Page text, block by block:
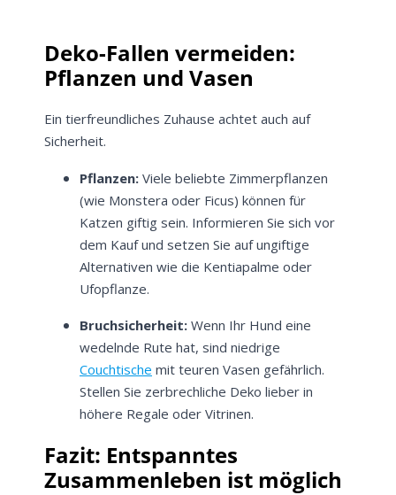
Deko-Fallen vermeiden:
Pflanzen und Vasen
Ein tierfreundliches Zuhause achtet auch auf
Sicherheit.
Pflanzen: Viele beliebte Zimmerpflanzen
(wie Monstera oder Ficus) können für
Katzen giftig sein. Informieren Sie sich vor
dem Kauf und setzen Sie auf ungiftige
Alternativen wie die Kentiapalme oder
Ufopflanze.
Bruchsicherheit: Wenn Ihr Hund eine
wedelnde Rute hat, sind niedrige
Couchtische mit teuren Vasen gefährlich.
Stellen Sie zerbrechliche Deko lieber in
höhere Regale oder Vitrinen.
Fazit: Entspanntes
Zusammenleben ist möglich
Jetzt5% Rabatt
auf Ihre erste Bestellung sichern!
Meinen Code senden
Bleiben Sie auf dem Laufenden über
Neuigkeiten und Angebote.
Marketingkommunikation verarbeiten. Lesen Sie unsere
Datenschutzrichtlinie.